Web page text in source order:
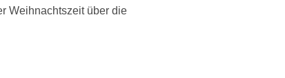
Weihnachtszeit über die